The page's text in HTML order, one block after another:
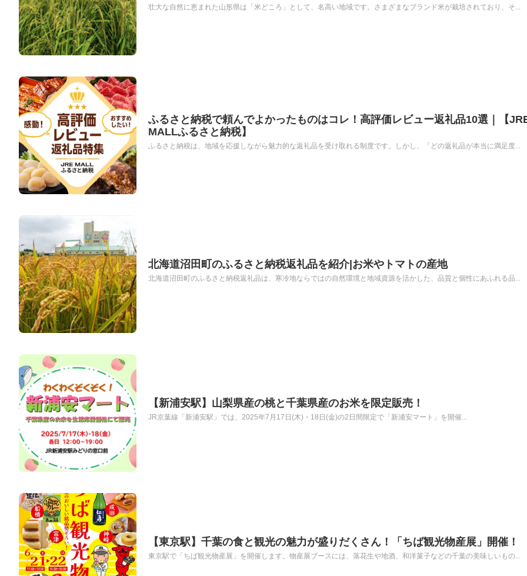
壮大な自然に恵まれた山形県は「米どころ」として、名高い地域です。さまざまなブランド米が栽培されており、そ...
ふるさと納税で頼んでよかったものはコレ！高評価レビュー返礼品10選｜【
MALLふるさと納税】
ふるさと納税は、地域を応援しながら魅力的な返礼品を受け取れる制度です。しかし、「どの返礼品が本当に満足度...
北海道沼田町のふるさと納税返礼品を紹介|お米やトマトの産地
北海道沼田町のふるさと納税返礼品は、寒冷地ならではの自然環境と地域資源を活かした、品質と個性にあふれる品...
【新浦安駅】山梨県産の桃と千葉県産のお米を限定販売！
JR京葉線「新浦安駅」では、2025年7月17日(木)・18日(金)の2日間限定で「新浦安マート」を開催...
【東京駅】千葉の食と観光の魅力が盛りだくさん！「ちば観光物産展」開催！
東京駅で「ちば観光物産展」を開催します。物産展ブースには、落花生や地酒、和洋菓子などの千葉の美味しいもの...